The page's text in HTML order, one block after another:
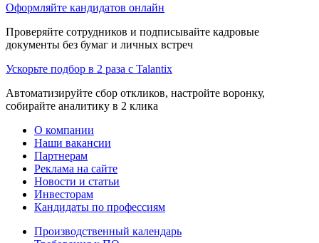
Оформляйте кандидатов онлайн
Проверяйте сотрудников и подписывайте кадровые
документы без бумаг и личных встреч
Ускорьте подбор в 2 раза с Talantix
Автоматизируйте сбор откликов, настройте воронку,
собирайте аналитику в 2 клика
О компании
Наши вакансии
Партнерам
Реклама на сайте
Новости и статьи
Инвесторам
Кандидаты по профессиям
Производственный календарь